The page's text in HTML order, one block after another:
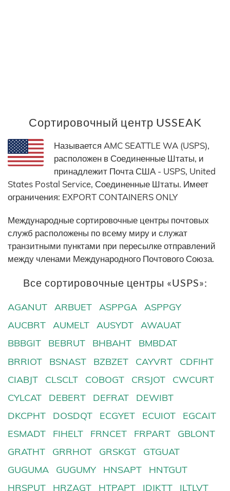
Сортировочный центр USSEAK
Называется AMC SEATTLE WA (USPS),
расположен в Соединенные Штаты, и
принадлежит Почта США - USPS, United
States Postal Service, Соединенные Штаты. Имеет
ограничения: EXPORT CONTAINERS ONLY
Международные сортировочные центры почтовых
служб расположены по всему миру и служат
транзитными пунктами при пересылке отправлений
между членами Международного Почтового Союза.
Все сортировочные центры «USPS»:
AGANUT ARBUET ASPPGA
ASPPGY
AUCBRT
AUMELT AUSYDT
AWAUAT
BBBGIT
BEBRUT BHBAHT
BMBDAT
BRRIOT
BSNAST BZBZET CAYVRT
CDFIHT
CIABJT
CLSCLT COBOGT CRSJOT
CWCURT
CYLCAT
DEBERT DEFRAT
DEWIBT
DKCPHT
DOSDQT ECGYET ECUIOT
EGCAIT
ESMADT
FIHELT FRNCET FRPART
GBLONT
GRATHT
GRRHOT GRSKGT
GTGUAT
GUGUMA
GUGUMY HNSAPT
HNTGUT
HRSPUT
HRZAGT HTPAPT IDJKTT ILTLVT